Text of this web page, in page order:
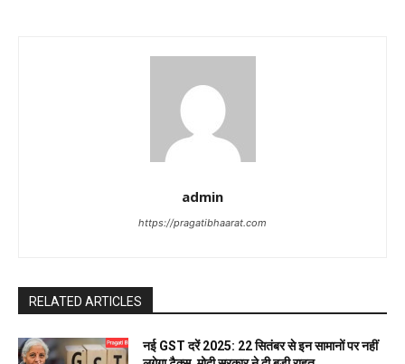
admin
https://pragatibhaarat.com
RELATED ARTICLES
नई GST दरें 2025: 22 सितंबर से इन सामानों पर नहीं